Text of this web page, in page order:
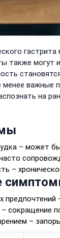
также могут
менее важные
на
– может
–
– сокращение
–